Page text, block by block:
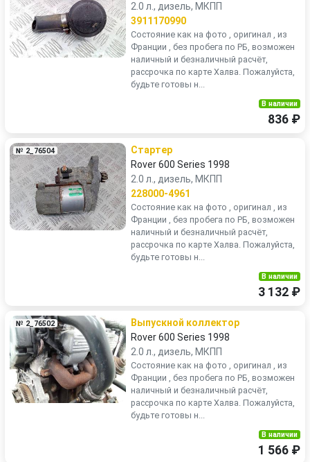
2.0 л., дизель, МКПП
3911170990
Состояние как на фото , оригинал , из
Франции , без пробега по РБ, возможен
наличный и безналичный расчёт,
рассрочка по карте Халва. Пожалуйста,
будьте готовы н...
В наличии
836 ₽
№ 2_76504
Стартер
Rover 600 Series 1998
2.0 л., дизель, МКПП
228000-4961
Состояние как на фото , оригинал , из
Франции , без пробега по РБ, возможен
наличный и безналичный расчёт,
рассрочка по карте Халва. Пожалуйста,
будьте готовы н...
В наличии
3 132 ₽
№ 2_76502
Выпускной коллектор
Rover 600 Series 1998
2.0 л., дизель, МКПП
Состояние как на фото , оригинал , из
Франции , без пробега по РБ, возможен
наличный и безналичный расчёт,
рассрочка по карте Халва. Пожалуйста,
будьте готовы н...
В наличии
1 566 ₽